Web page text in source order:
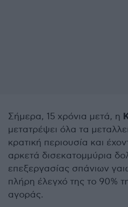
Σήμερα, 15 χρόνια μετά, η
μετατρέψει όλα τα
κρατική περιουσία και
αρκετά δισεκατομμύρια
επεξεργασίας σπάνιων
πλήρη έλεγχό της το 90%
αγοράς.